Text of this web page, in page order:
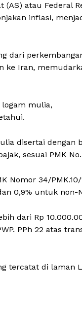
atau Federal
inflasi,
dari
ke Iran,
logam mulia,
disertai dengan
sesuai PMK No.
Nomor 34/
0,9% untuk non-
dari Rp
PPh 22 atas
tercatat di laman